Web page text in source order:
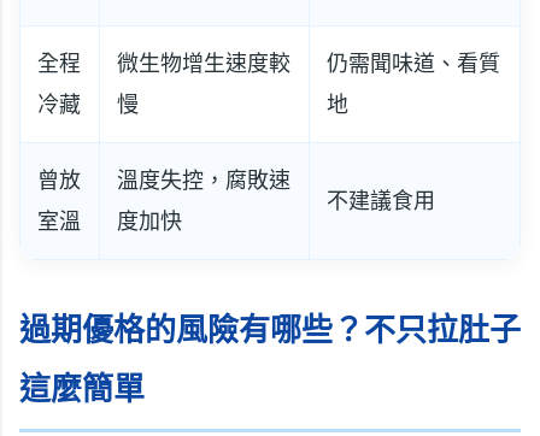
全程
冷藏
微生物增生速度較
慢
仍需聞味道、看質
地
曾放
室溫
溫度失控，腐敗速
度加快
不建議食用
過期優格的風險有哪些？不只拉肚子
這麼簡單